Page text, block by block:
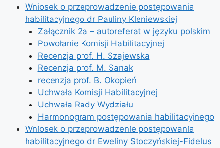
Wniosek o przeprowadzenie postępowania
habilitacyjnego dr Pauliny Kleniewskiej
Załącznik 2a – autoreferat w języku polskim
Powołanie Komisji Habilitacyjnej
Recenzja prof. H. Szajewska
Recenzja prof. M. Sanak
recenzja prof. B. Okopień
Uchwała Komisji Habilitacyjnej
Uchwała Rady Wydziału
Harmonogram postępowania habilitacyjnego
Wniosek o przeprowadzenie postępowania
habilitacyjnego dr Eweliny Stoczyńskiej-Fidelus